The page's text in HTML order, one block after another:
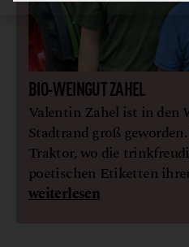
BIO-WEINGUT ZAHEL
Valentin Zahel ist in den
Stadtrand groß
Traktor, wo die
poetischen Etiketten
weiterlesen